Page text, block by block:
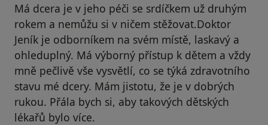
Má dcera je v jeho péči se srdíčkem už druhým
rokem a nemůžu si v ničem stěžovat.Doktor
Jeník je odborníkem na svém místě, laskavý a
ohleduplný. Má výborný přístup k dětem a vždy
mně pečlivě vše vysvětlí, co se týká zdravotního
stavu mé dcery. Mám jistotu, že je v dobrých
rukou. Přála bych si, aby takových dětských
lékařů bylo více.